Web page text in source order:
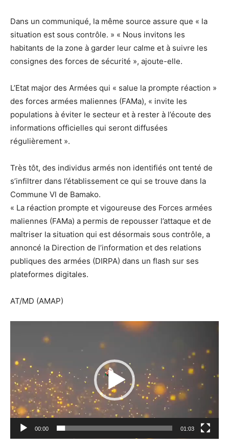
Dans un communiqué, la même source assure que « la
situation est sous contrôle. » « Nous invitons les
habitants de la zone à garder leur calme et à suivre les
consignes des forces de sécurité », ajoute-elle.
L’Etat major des Armées qui « salue la prompte réaction »
des forces armées maliennes (FAMa), « invite les
populations à éviter le secteur et à rester à l’écoute des
informations officielles qui seront diffusées
régulièrement ».
Très tôt, des individus armés non identifiés ont tenté de
s’infiltrer dans l’établissement ce qui se trouve dans la
Commune Vl de Bamako.
« La réaction prompte et vigoureuse des Forces armées
maliennes (FAMa) a permis de repousser l’attaque et de
maîtriser la situation qui est désormais sous contrôle, a
annoncé la Direction de l’information et des relations
publiques des armées (DIRPA) dans un flash sur ses
plateformes digitales.
AT/MD (AMAP)
Lecteur
00:00 01:03